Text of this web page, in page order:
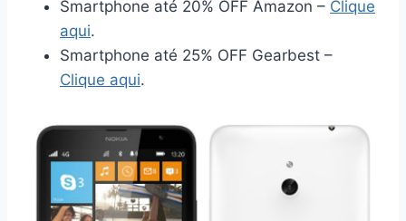
Smartphone até 20% OFF Amazon – Clique
aqui.
Smartphone até 25% OFF Gearbest –
Clique aqui.